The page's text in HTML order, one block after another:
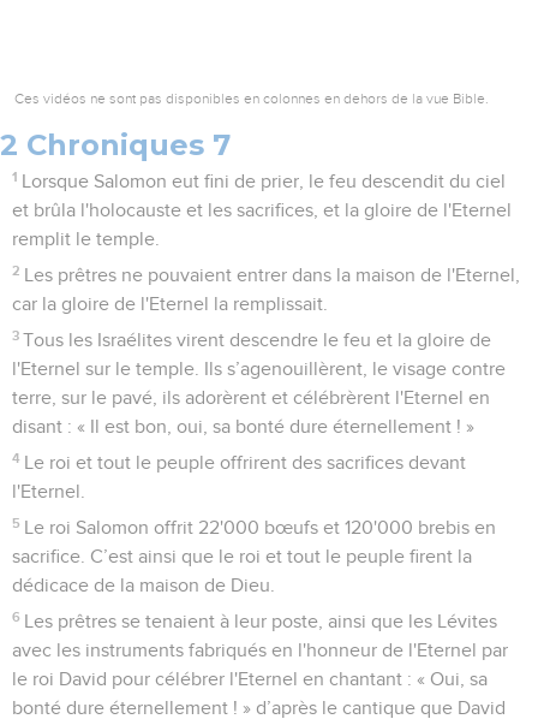
Ces vidéos ne sont pas disponibles en colonnes en dehors de la vue Bible.
2 Chroniques 7
1 Lorsque Salomon eut fini de prier, le feu descendit du ciel
et brûla l'holocauste et les sacrifices, et la gloire de l'Eternel
remplit le temple.
2 Les prêtres ne pouvaient entrer dans la maison de l'Eternel,
car la gloire de l'Eternel la remplissait.
3 Tous les Israélites virent descendre le feu et la gloire de
l'Eternel sur le temple. Ils s’agenouillèrent, le visage contre
terre, sur le pavé, ils adorèrent et célébrèrent l'Eternel en
disant : « Il est bon, oui, sa bonté dure éternellement ! »
4 Le roi et tout le peuple offrirent des sacrifices devant
l'Eternel.
5 Le roi Salomon offrit 22'000 bœufs et 120'000 brebis en
sacrifice. C’est ainsi que le roi et tout le peuple firent la
dédicace de la maison de Dieu.
6 Les prêtres se tenaient à leur poste, ainsi que les Lévites
avec les instruments fabriqués en l'honneur de l'Eternel par
le roi David pour célébrer l'Eternel en chantant : « Oui, sa
bonté dure éternellement ! » d’après le cantique que David